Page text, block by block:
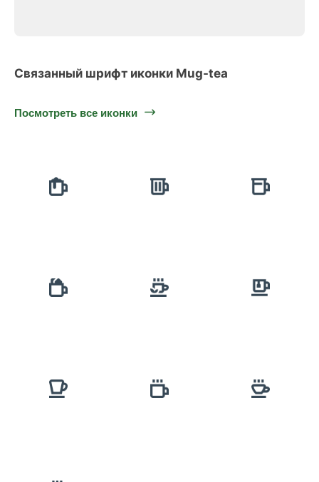
Связанный шрифт иконки Mug-tea
Посмотреть все иконки